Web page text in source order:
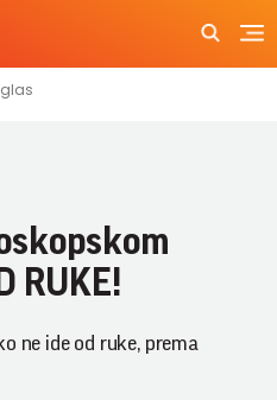
RUKE!
ne ide od ruke, prema